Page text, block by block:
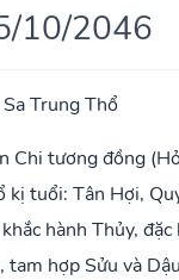
10/2046
Trung Thổ
Chi tương đồng
kị tuổi: Tân Hợi,
hành Thủy,
tam hợp Sửu và